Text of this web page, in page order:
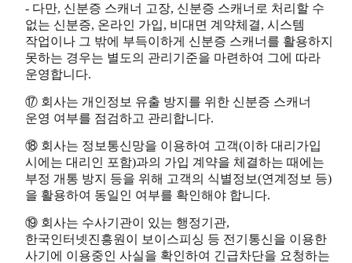
- 다만, 신분증 스캐너 고장, 신분증 스캐너로 처리할 수
없는 신분증, 온라인 가입, 비대면 계약체결, 시스템
작업이나 그 밖에 부득이하게 신분증 스캐너를 활용하지
못하는 경우는 별도의 관리기준을 마련하여 그에 따라
운영합니다.
⑰ 회사는 개인정보 유출 방지를 위한 신분증 스캐너
운영 여부를 점검하고 관리합니다.
⑱ 회사는 정보통신망을 이용하여 고객(이하 대리가입
시에는 대리인 포함)과의 가입 계약을 체결하는 때에는
부정 개통 방지 등을 위해 고객의 식별정보(연계정보 등)
을 활용하여 동일인 여부를 확인해야 합니다.
⑲ 회사는 수사기관이 있는 행정기관,
한국인터넷진흥원이 보이스피싱 등 전기통신을 이용한
사기에 이용중인 사실을 확인하여 긴급차단을 요청하는